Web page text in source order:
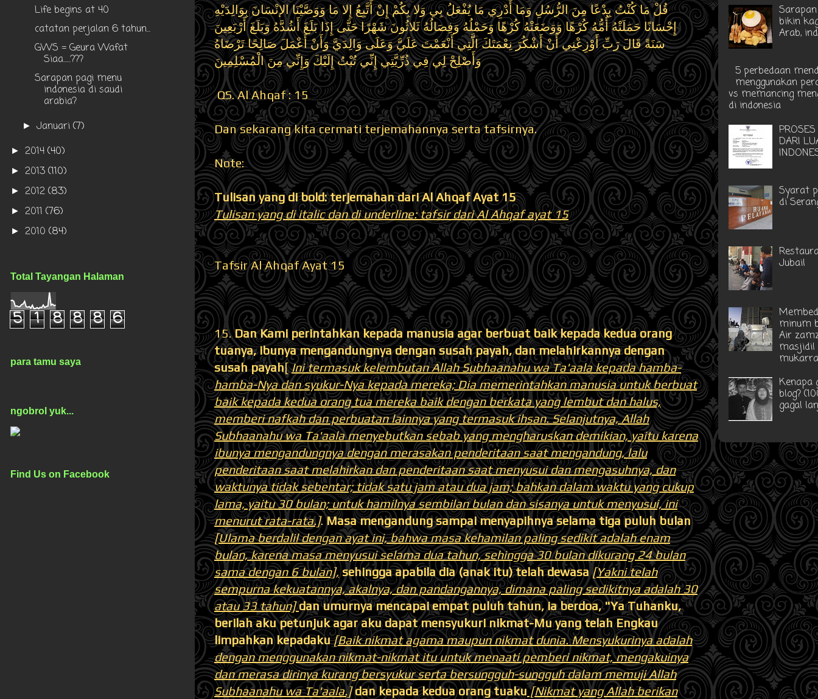
قُلْ مَا كُنْتُ بِدْعًا مِنَ الرُّسُلِ وَمَا أَدْرِي مَا يُفْعَلُ بِي وَلا بِكُمْ إِنْ أَتَّبِعُ إِلا مَا وَوَصَّيْنَا الإنْسَانَ بِوَالِدَيْهِ
إِحْسَانًا حَمَلَتْهُ أُمُّهُ كُرْهًا وَوَضَعَتْهُ كُرْهًا وَحَمْلُهُ وَفِصَالُهُ ثَلاثُونَ شَهْرًا حَتَّى إِذَا بَلَغَ أَشُدَّهُ وَبَلَغَ أَرْبَعِينَ
سَنَةً قَالَ رَبِّ أَوْزِعْنِي أَنْ أَشْكُرَ نِعْمَتَكَ الَّتِي أَنْعَمْتَ عَلَيَّ وَعَلَى وَالِدَيَّ وَأَنْ أَعْمَلَ صَالِحًا تَرْضَاهُ
وَأَصْلِحْ لِي فِي ذُرِّيَّتِي إِنِّي تُبْتُ إِلَيْكَ وَإِنِّي مِنَ الْمُسْلِمِينَ
QS. Al Ahqaf : 15
Dan sekarang kita cermati terjemahannya serta tafsirnya.
Note:
Tulisan yang di bold: terjemahan dari Al Ahqaf Ayat 15
Tulisan yang di italic dan di underline: tafsir dari Al Ahqaf ayat 15
Tafsir Al Ahqaf Ayat 15
15.Dan Kami perintahkan kepada manusia agar berbuat baik kepada kedua orang
tuanya, ibunya mengandungnya dengan susah payah, dan melahirkannya dengan
susah payah[Ini termasuk kelembutan Allah Subhaanahu wa Ta'aala kepada hamba-
hamba-Nya dan syukur-Nya kepada mereka; Dia memerintahkan manusia untuk berbuat
baik kepada kedua orang tua mereka baik dengan berkata yang lembut dan halus,
memberi nafkah dan perbuatan lainnya yang termasuk ihsan. Selanjutnya, Allah
Subhaanahu wa Ta'aala menyebutkan sebab yang mengharuskan demikian, yaitu karena
ibunya mengandungnya dengan merasakan penderitaan saat mengandung, lalu
penderitaan saat melahirkan dan penderitaan saat menyusui dan mengasuhnya, dan
waktunya tidak sebentar; tidak satu jam atau dua jam; bahkan dalam waktu yang cukup
lama, yaitu 30 bulan; untuk hamilnya sembilan bulan dan sisanya untuk menyusui, ini
menurut rata-rata.].Masa mengandung sampai menyapihnya selama tiga puluh bulan
[Ulama berdalil dengan ayat ini, bahwa masa kehamilan paling sedikit adalah enam
bulan, karena masa menyusui selama dua tahun, sehingga 30 bulan dikurang 24 bulan
sama dengan 6 bulan], sehingga apabila dia (anak itu) telah dewasa[Yakni telah
sempurna kekuatannya, akalnya, dan pandangannya, dimana paling sedikitnya adalah 30
atau 33 tahun]dan umurnya mencapai empat puluh tahun, ia berdoa, "Ya Tuhanku,
berilah aku petunjuk agar aku dapat mensyukuri nikmat-Mu yang telah Engkau
limpahkan kepadaku[Baik nikmat agama maupun nikmat dunia. Mensyukurinya adalah
dengan menggunakan nikmat-nikmat itu untuk menaati pemberi nikmat, mengakuinya
dan merasa dirinya kurang bersyukur serta bersungguh-sungguh dalam memuji Allah
Subhaanahu wa Ta'aala.] dan kepada kedua orang tuaku[Nikmat yang Allah berikan
Life begins at 40
catatan perjalan 6 tahun...
GWS = Geura Wafat
Siaa......???
Sarapan pagi menu
indonesia di saudi
arabia?
►Januari(7)
► 2014 (40)
► 2013 (110)
► 2012 (83)
► 2011 (76)
► 2010 (84)
Total Tayangan Halaman
5 1 8 8 8 6
para tamu saya
ngobrol yuk...
Find Us on Facebook
bikin
Arab,
5 perbedaan
menggunakan
vs memancing
di indonesia
DARI
Syarat
di
Jubail
minum
Air
Kenapa
blog?
gagal